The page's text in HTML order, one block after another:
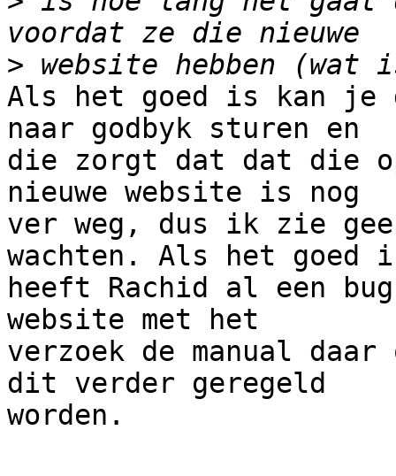
>
Als het goed is kan je
naar godbyk sturen en
die zorgt dat dat die
nieuwe website is nog
ver weg, dus ik zie
wachten. Als het goed
heeft Rachid al een
website met het
verzoek de manual
dit verder geregeld
worden.